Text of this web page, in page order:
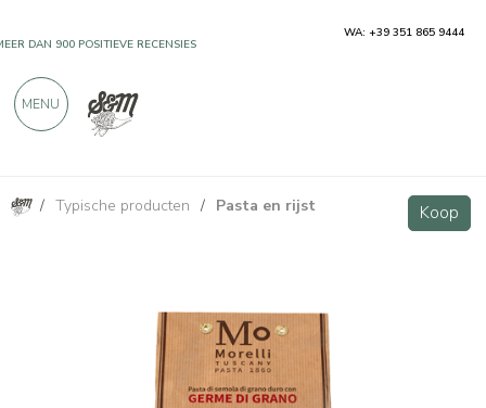
/ Typische producten / Pasta en rijst Koop
Koop
WA: +39 351 865 9444
MENU